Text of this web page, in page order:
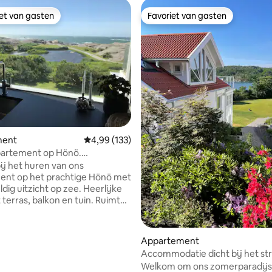
4,88 uit 5, 196 recensies
van gasten
van gasten
Gemiddelde beoordeling van 4,99 uit 5, 133
4,99 (133)
op Hönö.
uitzicht op zee.
het huren van ons
op het prachtige Hönö met
uitzicht op zee. Heerlijke
balkon en tuin. Ruimte
Favoriet van gasten
Favoriet van gasten
Appartement
Accommodatie dicht bij het
uitzicht op het meer op het
Welkom om ons